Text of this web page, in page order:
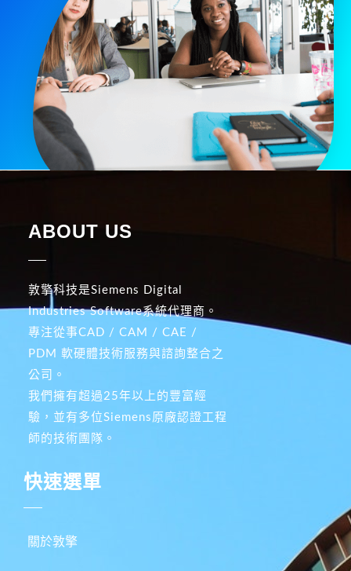
ABOUT US
敦擎科技是Siemens Digital
Industries Software系統代理商。
專注從事CAD / CAM / CAE /
PDM 軟硬體技術服務與諮詢整合之
公司。
我們擁有超過25年以上的豐富經
驗，並有多位Siemens原廠認證工程
師的技術團隊。
快速選單
關於敦擎